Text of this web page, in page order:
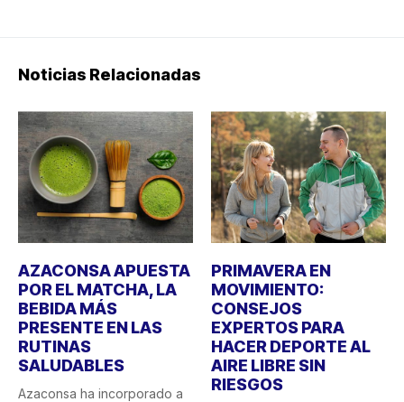
Noticias Relacionadas
AZACONSA APUESTA
POR EL MATCHA, LA
BEBIDA MÁS
PRESENTE EN LAS
RUTINAS
SALUDABLES
Azaconsa ha incorporado a
PRIMAVERA EN
MOVIMIENTO:
CONSEJOS
EXPERTOS PARA
HACER DEPORTE AL
AIRE LIBRE SIN
RIESGOS